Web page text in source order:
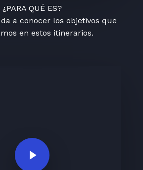
¿PARA QUÉ ES?
a conocer los objetivos que
en estos itinerarios.
Play Video